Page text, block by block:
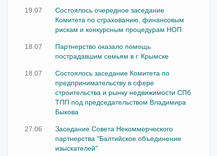
19.07
Состоялось очередное заседание
Комитета по страхованию, финансовым
рискам и конкурсным процедурам НОП
18.07
Партнерство оказало помощь
пострадавшим семьям в г. Крымске
18.07
Состоялось заседание Комитета по
предпринимательству в сфере
строительства и рынку недвижимости СПб
ТПП под председательством Владимира
Быкова
27.06
Заседание Совета Некоммерческого
партнерства "Балтийское объединение
изыскателей"